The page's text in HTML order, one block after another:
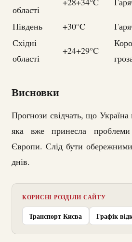
області
Південь +30°C
Східні
області
+24+29°C
Висновки
Прогнози свідчать, що Україна
яка вже принесла проблеми
Європи. Слід бути
днів.
КОРИСНІ РОЗДІЛИ САЙТУ
Транспорт Києва Графік